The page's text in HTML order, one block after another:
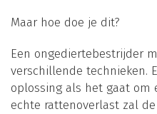
Maar hoe doe je dit?
Een ongediertebestrijder
verschillende technieken.
oplossing als het gaat om
echte rattenoverlast zal